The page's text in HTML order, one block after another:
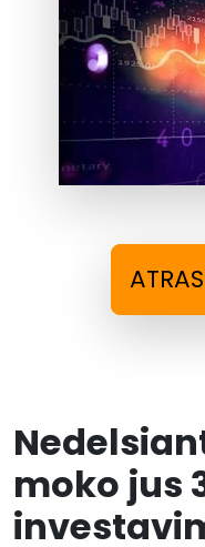
moko jus